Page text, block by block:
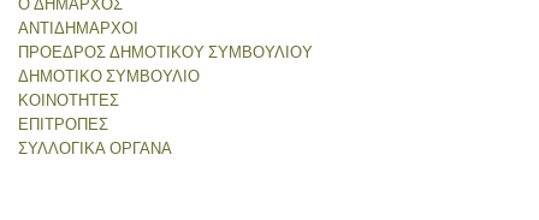
ΑΝΤΙΔΗΜΑΡΧΟΙ
ΠΡΟΕΔΡΟΣ ΔΗΜΟΤΙΚΟΥ ΣΥΜΒΟΥΛΙΟΥ
ΔΗΜΟΤΙΚΟ ΣΥΜΒΟΥΛΙΟ
ΚΟΙΝΟΤΗΤΕΣ
ΕΠΙΤΡΟΠΕΣ
ΣΥΛΛΟΓΙΚΑ ΟΡΓΑΝΑ